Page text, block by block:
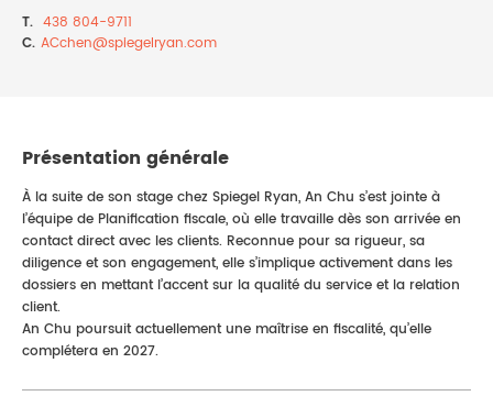
T. 438 804-9711
C. ACchen@spiegelryan.com
Présentation générale
À la suite de son stage chez Spiegel Ryan, An Chu s’est jointe à
l’équipe de Planification fiscale, où elle travaille dès son arrivée en
contact direct avec les clients. Reconnue pour sa rigueur, sa
diligence et son engagement, elle s’implique activement dans les
dossiers en mettant l’accent sur la qualité du service et la relation
client.
An Chu poursuit actuellement une maîtrise en fiscalité, qu’elle
complétera en 2027.